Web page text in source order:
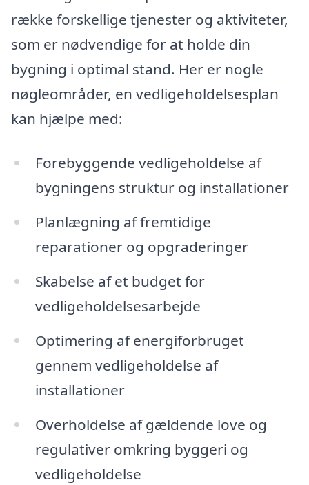
række forskellige tjenester og aktiviteter,
som er nødvendige for at holde din
bygning i optimal stand. Her er nogle
nøgleområder, en vedligeholdelsesplan
kan hjælpe med:
Forebyggende vedligeholdelse af
bygningens struktur og installationer
Planlægning af fremtidige
reparationer og opgraderinger
Skabelse af et budget for
vedligeholdelsesarbejde
Optimering af energiforbruget
gennem vedligeholdelse af
installationer
Overholdelse af gældende love og
regulativer omkring byggeri og
vedligeholdelse